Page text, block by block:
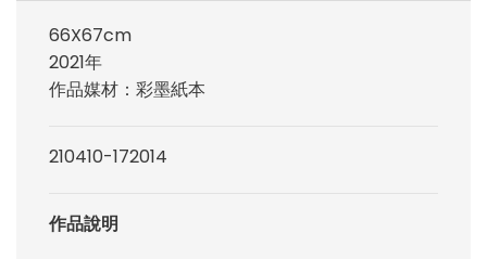
66X67cm
2021年
作品媒材：彩墨紙本
210410-172014
作品說明